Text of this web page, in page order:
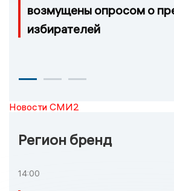
возмущены опросом о
избирателей
Новости СМИ2
Регион бренд
14:00